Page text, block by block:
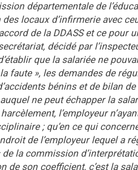
départementale de
locaux d’infirmerie avec
de la DDASS et ce pour
décidé par
que la salariée ne
faute », les demandes de
bénins et de bilan
ne peut échapper la
l’employeur
; qu’en ce qui
de l’employeur lequel a
la commission
de son coefficient, c’est la